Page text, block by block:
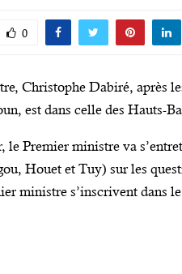
0
Christophe Dabiré, après
est dans celle des Hauts-
le Premier ministre va
Houet et Tuy) sur les
ministre s’inscrivent dans